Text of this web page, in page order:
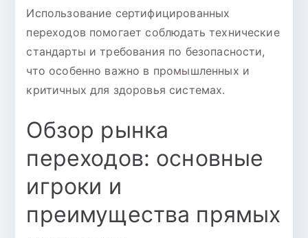
Использование сертифицированных
переходов помогает соблюдать технические
стандарты и требования по безопасности,
что особенно важно в промышленных и
критичных для здоровья системах.
Обзор рынка
переходов: основные
игроки и
преимущества прямых